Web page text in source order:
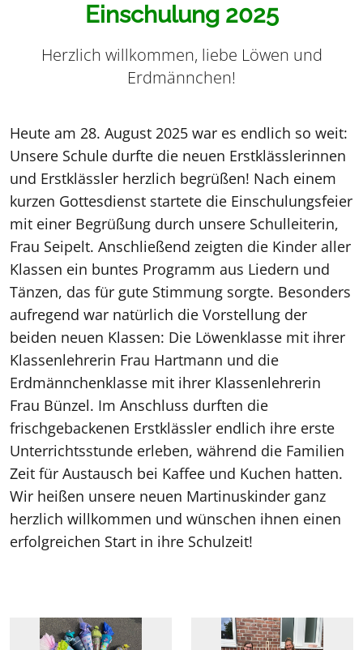
Einschulung 2025
Herzlich willkommen, liebe Löwen und
Erdmännchen!
Heute am 28. August 2025 war es endlich so weit:
Unsere Schule durfte die neuen Erstklässlerinnen
und Erstklässler herzlich begrüßen! Nach einem
kurzen Gottesdienst startete die Einschulungsfeier
mit einer Begrüßung durch unsere Schulleiterin,
Frau Seipelt. Anschließend zeigten die Kinder aller
Klassen ein buntes Programm aus Liedern und
Tänzen, das für gute Stimmung sorgte. Besonders
aufregend war natürlich die Vorstellung der
beiden neuen Klassen: Die Löwenklasse mit ihrer
Klassenlehrerin Frau Hartmann und die
Erdmännchenklasse mit ihrer Klassenlehrerin
Frau Bünzel. Im Anschluss durften die
frischgebackenen Erstklässler endlich ihre erste
Unterrichtsstunde erleben, während die Familien
Zeit für Austausch bei Kaffee und Kuchen hatten.
Wir heißen unsere neuen Martinuskinder ganz
herzlich willkommen und wünschen ihnen einen
erfolgreichen Start in ihre Schulzeit!